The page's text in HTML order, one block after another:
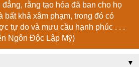
rằng tạo hóa đã ban cho họ
bất khả xâm phạm, trong đó có
tự do và mưu cầu hạnh phúc . . .
Ngôn Độc Lập Mỹ)
▼